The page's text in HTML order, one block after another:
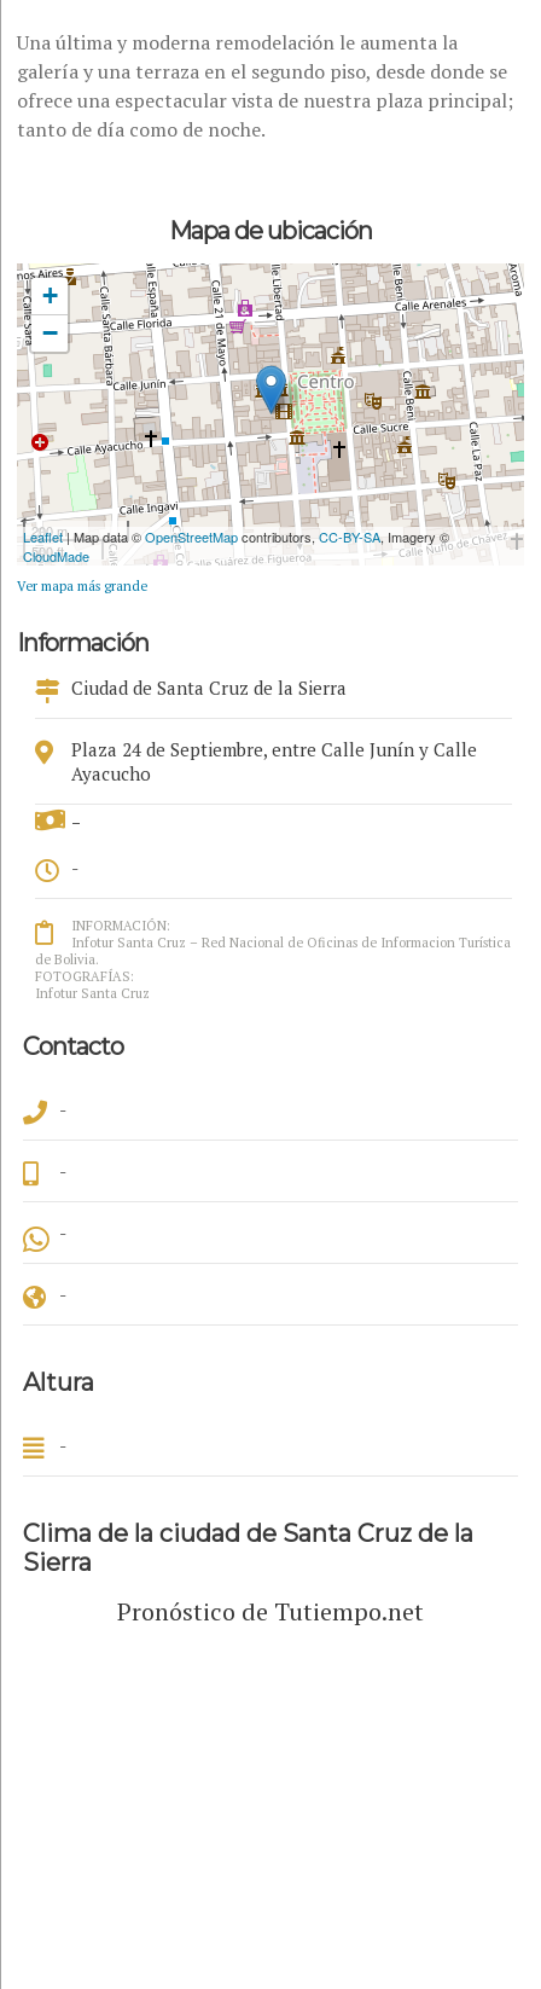
Una última y moderna remodelación le aumenta la
galería y una terraza en el segundo piso, desde donde se
ofrece una espectacular vista de nuestra plaza principal;
tanto de día como de noche.
Mapa de ubicación
+
−
200 m
500 ft
Leaflet| Map data ©OpenStreetMapcontributors,CC-BY-SA, Imagery ©
CloudMade
Ver mapa más grande
Información
Ciudad de Santa Cruz de la Sierra
Plaza 24 de Septiembre, entre Calle Junín y Calle
Ayacucho
-
-
INFORMACIÓN:
Infotur Santa Cruz – Red Nacional de Oficinas de Informacion Turística
de Bolivia.
FOTOGRAFÍAS:
Infotur Santa Cruz
Contacto
-
-
-
-
Altura
-
Clima de la ciudad de Santa Cruz de la
Sierra
Pronóstico de Tutiempo.net